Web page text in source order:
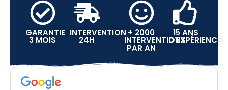
GARANTIE
3 MOIS
INTERVENTION
24H
+ 2000
INTERVENTIONS
PAR AN
15 ANS
D'EXPÉRIENCE